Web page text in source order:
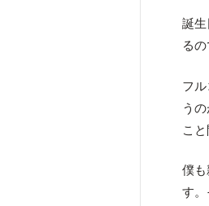
誕
る
フ
う
こ
僕
す。